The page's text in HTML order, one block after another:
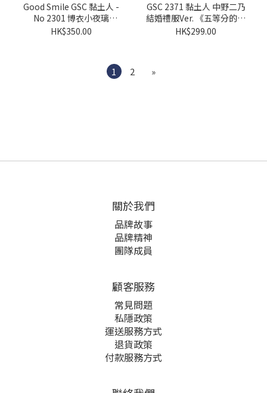
Good Smile GSC 黏土人 -
No 2301 博衣小夜璃
《Hololive》
HK$350.00
GSC 2371 黏土人 中野二乃
結婚禮服Ver. 《五等分的新
娘》
HK$299.00
1 2 »
關於我們
品牌故事
品牌精神
團隊成員
顧客服務
常見問題
私隱政策
運送服務方式
退貨政策
付款服務方式